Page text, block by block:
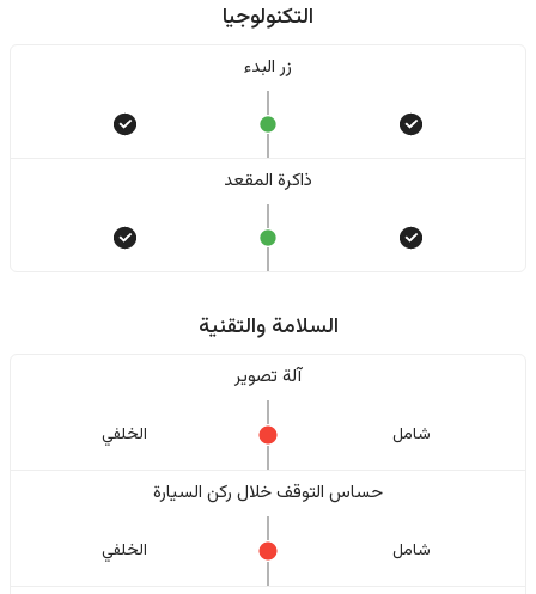
التكنولوجيا
زر البدء
ذاكرة المقعد
السلامة والتقنية
آلة تصوير
شامل الخلفي
حساس التوقف خلال ركن السيارة
شامل الخلفي